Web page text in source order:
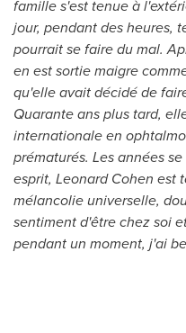
famille s'est tenue à
jour, pendant des heures,
pourrait se faire du mal.
en est sortie maigre
qu'elle avait décidé de
Quarante ans plus tard,
internationale en
prématurés. Les années
esprit, Leonard Cohen est
mélancolie universelle,
sentiment d'être chez soi
pendant un moment, j'ai